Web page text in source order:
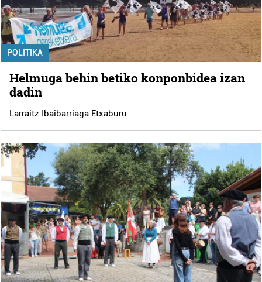
POLITIKA
Helmuga behin betiko konponbidea izan
dadin
Larraitz Ibaibarriaga Etxaburu